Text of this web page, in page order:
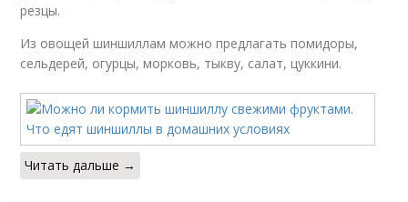
резцы.
Из овощей шиншиллам можно предлагать помидоры,
сельдерей, огурцы, морковь, тыкву, салат, цуккини.
Читать дальше →